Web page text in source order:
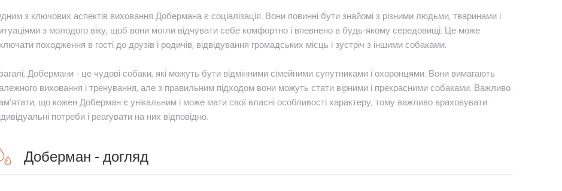
з ключових аспектів виховання Добермана є соціалізація. Вони повинні бути знайомі з різними людьми, тваринами і
з молодого віку, щоб вони могли відчувати себе комфортно і впевнено в будь-якому середовищі. Це може
походження в гості до друзів і родичів, відвідування громадських місць і зустріч з іншими собаками.
Добермани - це чудові собаки, які можуть бути відмінними сімейними супутниками і охоронцями. Вони вимагають
виховання і тренування, але з правильним підходом вони можуть стати вірними і прекрасними собаками. Важливо
що кожен Доберман є унікальним і може мати свої власні особливості характеру, тому важливо враховувати
потреби і реагувати на них відповідно.
Доберман - догляд